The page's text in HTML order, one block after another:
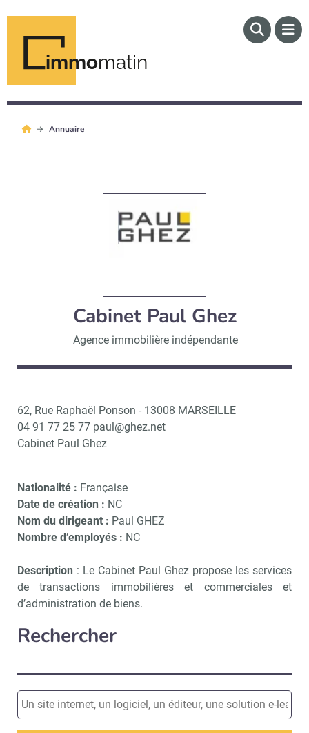
immomatin
Annuaire
Cabinet Paul Ghez
Agence immobilière indépendante
62, Rue Raphaël Ponson - 13008 MARSEILLE
04 91 77 25 77 paul@ghez.net
Cabinet Paul Ghez
Nationalité : Française
Date de création : NC
Nom du dirigeant : Paul GHEZ
Nombre d’employés : NC
Description : Le Cabinet Paul Ghez propose les services
de transactions immobilières et commerciales et
d’administration de biens.
Rechercher